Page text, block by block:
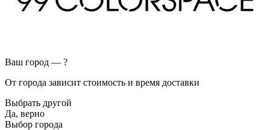
Ваш город — ?
От города зависит стоимость и время доставки
Выбрать другой
Да, верно
Выбор города